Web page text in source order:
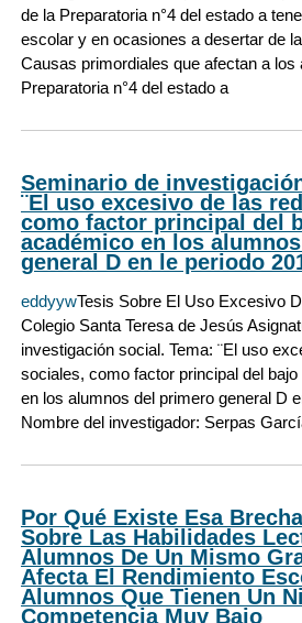
de la Preparatoria n°4 del estado a
escolar y en ocasiones a desertar de
Causas primordiales que afectan a los
Preparatoria n°4 del estado a
Seminario de
¨El uso excesivo de las
como factor principal del
académico en los
general D en le periodo
eddyywTesis Sobre El Uso Excesivo
Colegio Santa Teresa de Jesús
investigación social. Tema: ¨El uso
sociales, como factor principal del
en los alumnos del primero general D
Nombre del investigador: Serpas
Por Qué Existe Esa
Sobre Las Habilidades
Alumnos De Un Mismo
Afecta El Rendimiento
Alumnos Que Tienen Un
Competencia Muy Bajo